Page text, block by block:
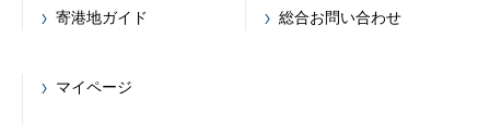
寄港地ガイド 総合お問い合わせ
マイページ